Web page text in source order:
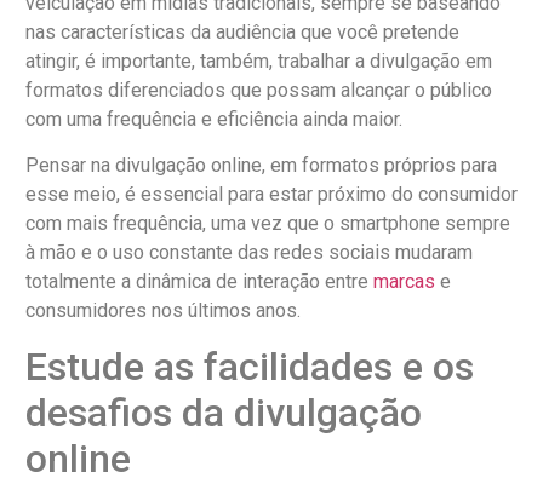
nas características da audiência que você pretende
atingir, é importante, também, trabalhar a divulgação em
formatos diferenciados que possam alcançar o público
com uma frequência e eficiência ainda maior.
Pensar na divulgação online, em formatos próprios para
esse meio, é essencial para estar próximo do consumidor
com mais frequência, uma vez que o smartphone sempre
à mão e o uso constante das redes sociais mudaram
totalmente a dinâmica de interação entre marcas e
consumidores nos últimos anos.
Estude as facilidades e os
desafios da divulgação
online